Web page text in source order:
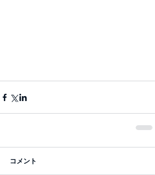
コメント